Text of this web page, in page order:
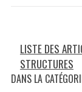
LISTE DES
STRUCTURES
DANS LA